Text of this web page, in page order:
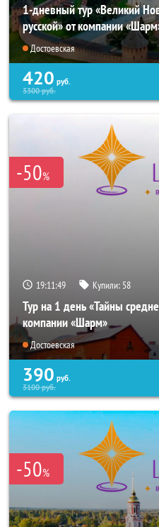
1-дневный тур «Великий
русской» от компании
Достоевская
420 руб.
3300руб.
-50%
19:11:47 Купили: 58
Тур на 1 день «Тайны
компании «Шарм»
Достоевская
390 руб.
3100руб.
-50%